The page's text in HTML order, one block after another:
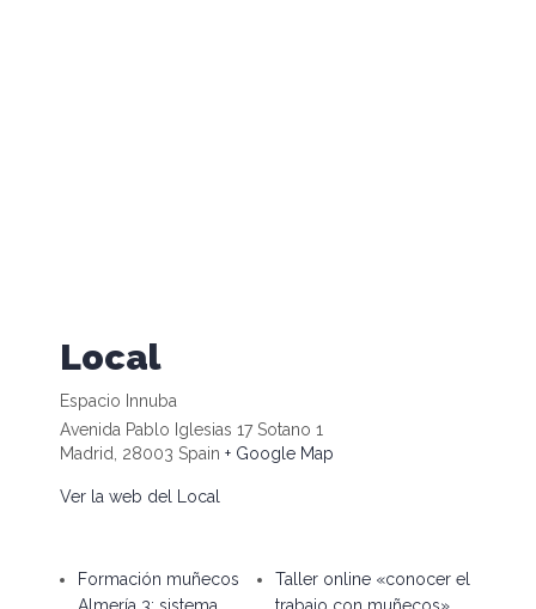
Local
Espacio Innuba
Avenida Pablo Iglesias 17 Sotano 1
Madrid
28003 Spain + Google Map
Ver la web del Local
Formación muñecos
Taller online «conocer el